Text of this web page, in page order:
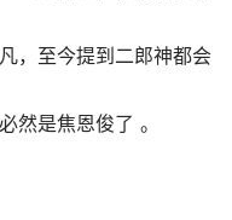
，至今提到二郎神都会
然是焦恩俊了 。